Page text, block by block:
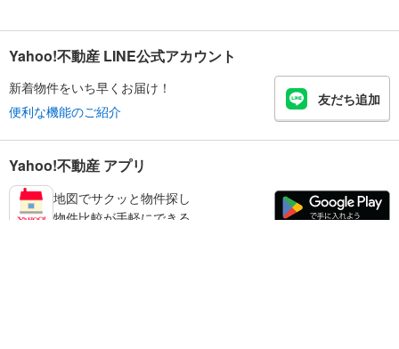
Yahoo!不動産 LINE公式アカウント
新着物件をいち早くお届け！
便利な機能のご紹介
友だち追加
Yahoo!不動産 アプリ
地図でサクッと物件探し
物件比較が手軽にできる